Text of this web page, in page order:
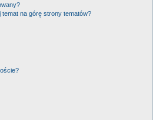
na górę strony tematów?